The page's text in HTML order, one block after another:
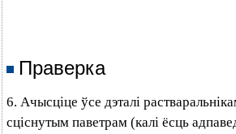
Праверка
6. Ачысціце ўсе дэталі
сціснутым паветрам (калі ёсць